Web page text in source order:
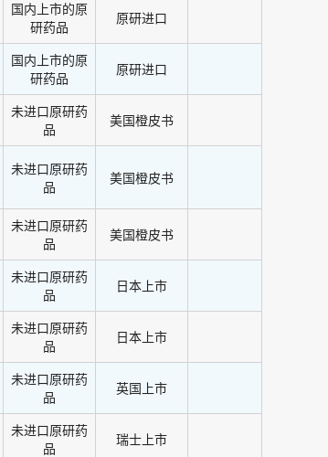
国内上市的原
研药品
原研进口
国内上市的原
研药品
原研进口
未进口原研药
品
美国橙皮书
未进口原研药
品
美国橙皮书
未进口原研药
品
美国橙皮书
未进口原研药
品
日本上市
未进口原研药
品
日本上市
未进口原研药
品
英国上市
未进口原研药
品
瑞士上市